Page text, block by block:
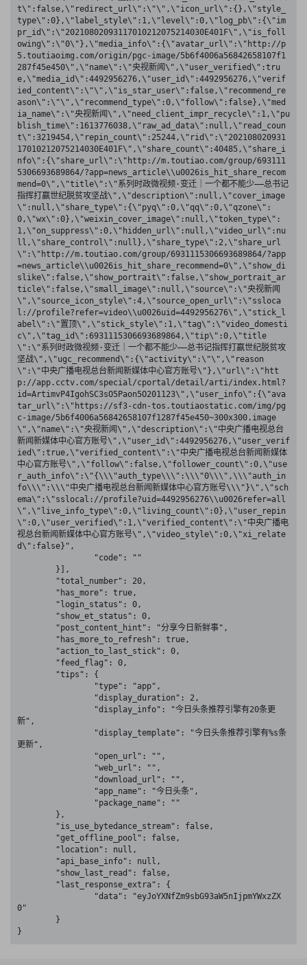
t\":false,\"redirect_url\":\"\",\"icon_url\":{},\"style_
type\":0},\"label_style\":1,\"level\":0,\"log_pb\":{\"im
pr_id\":\"20210802093117010212075214030E401F\",\"is_foll
owing\":\"0\"},\"media_info\":{\"avatar_url\":\"http://p
5.toutiaoimg.com/origin/pgc-image/5b6f4006a56842658107f1
287f45e450\",\"name\":\"央视新闻\",\"user_verified\":tru
e,\"media_id\":4492956276,\"user_id\":4492956276,\"verif
ied_content\":\"\",\"is_star_user\":false,\"recommend_re
ason\":\"\",\"recommend_type\":0,\"follow\":false},\"med
ia_name\":\"央视新闻\",\"need_client_impr_recycle\":1,\"pu
blish_time\":1613776038,\"raw_ad_data\":null,\"read_coun
t\":3219454,\"repin_count\":25244,\"rid\":\"202108020931
17010212075214030E401F\",\"share_count\":40485,\"share_i
nfo\":{\"share_url\":\"http://m.toutiao.com/group/693111
5306693689864/?app=news_article\\u0026is_hit_share_recom
mend=0\",\"title\":\"系列时政微视频·变迁｜一个都不能少——总书记
指挥打赢世纪脱贫攻坚战\",\"description\":null,\"cover_image
\":null,\"share_type\":{\"pyq\":0,\"qq\":0,\"qzone\":
0,\"wx\":0},\"weixin_cover_image\":null,\"token_type\":
1,\"on_suppress\":0,\"hidden_url\":null,\"video_url\":nu
ll,\"share_control\":null},\"share_type\":2,\"share_url
\":\"http://m.toutiao.com/group/6931115306693689864/?app
=news_article\\u0026is_hit_share_recommend=0\",\"show_di
slike\":false,\"show_portrait\":false,\"show_portrait_ar
ticle\":false,\"small_image\":null,\"source\":\"央视新闻
\",\"source_icon_style\":4,\"source_open_url\":\"ssloca
l://profile?refer=video\\u0026uid=4492956276\",\"stick_l
abel\":\"置顶\",\"stick_style\":1,\"tag\":\"video_domesti
c\",\"tag_id\":6931115306693689864,\"tip\":0,\"title
\":\"系列时政微视频·变迁｜一个都不能少——总书记指挥打赢世纪脱贫攻
坚战\",\"ugc_recommend\":{\"activity\":\"\",\"reason
\":\"中央广播电视总台新闻新媒体中心官方账号\"},\"url\":\"htt
p://app.cctv.com/special/cportal/detail/arti/index.html?
id=ArtimvP4IgohSC3sO5Paon5O201123\",\"user_info\":{\"ava
tar_url\":\"https://sf3-cdn-tos.toutiaostatic.com/img/pg
c-image/5b6f4006a56842658107f1287f45e450~300x300.image
\",\"name\":\"央视新闻\",\"description\":\"中央广播电视总台
新闻新媒体中心官方账号\",\"user_id\":4492956276,\"user_verif
ied\":true,\"verified_content\":\"中央广播电视总台新闻新媒体
中心官方账号\",\"follow\":false,\"follower_count\":0,\"use
r_auth_info\":\"{\\\"auth_type\\\":\\\"0\\\",\\\"auth_in
fo\\\":\\\"中央广播电视总台新闻新媒体中心官方账号\\\"}\",\"sch
ema\":\"sslocal://profile?uid=4492956276\\u0026refer=all
\",\"live_info_type\":0,\"living_count\":0},\"user_repin
\":0,\"user_verified\":1,\"verified_content\":\"中央广播电
视总台新闻新媒体中心官方账号\",\"video_style\":0,\"xi_relate
d\":false}",
新",
更新",
0"
}